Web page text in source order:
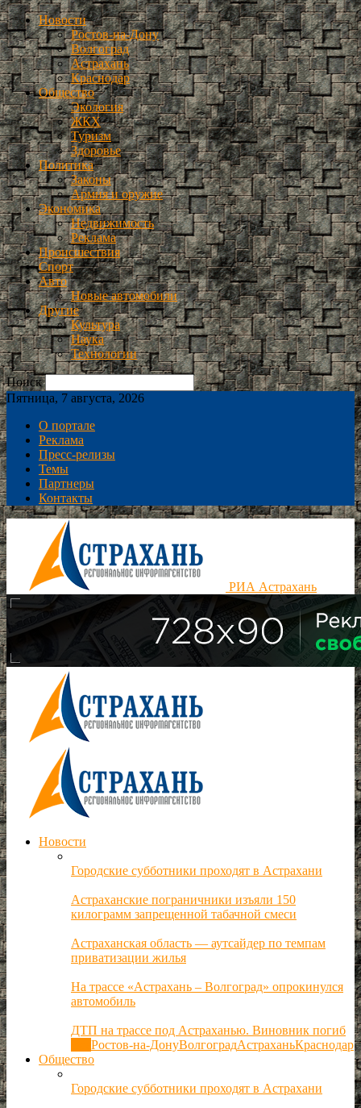
Новости
Ростов-на-Дону
Волгоград
Астрахань
Краснодар
Общество
Экология
ЖКХ
Туризм
Здоровье
Политика
Законы
Армия и оружие
Экономика
Недвижимость
Реклама
Происшествия
Спорт
Авто
Новые автомобили
Другие
Культура
Наука
Технологии
Поиск
Пятница, 7 августа, 2026
О портале
Реклама
Пресс-релизы
Темы
Партнеры
Контакты
РИА Астрахань
Новости
Городские субботники проходят в Астрахани
Астраханские пограничники изъяли 150
килограмм запрещенной табачной смеси
Астраханская область — аутсайдер по темпам
приватизации жилья
На трассе «Астрахань – Волгоград» опрокинулся
автомобиль
ДТП на трассе под Астраханью. Виновник погиб
Ростов-на-ДонуВолгоградАстраханьКраснодар
Общество
Городские субботники проходят в Астрахани